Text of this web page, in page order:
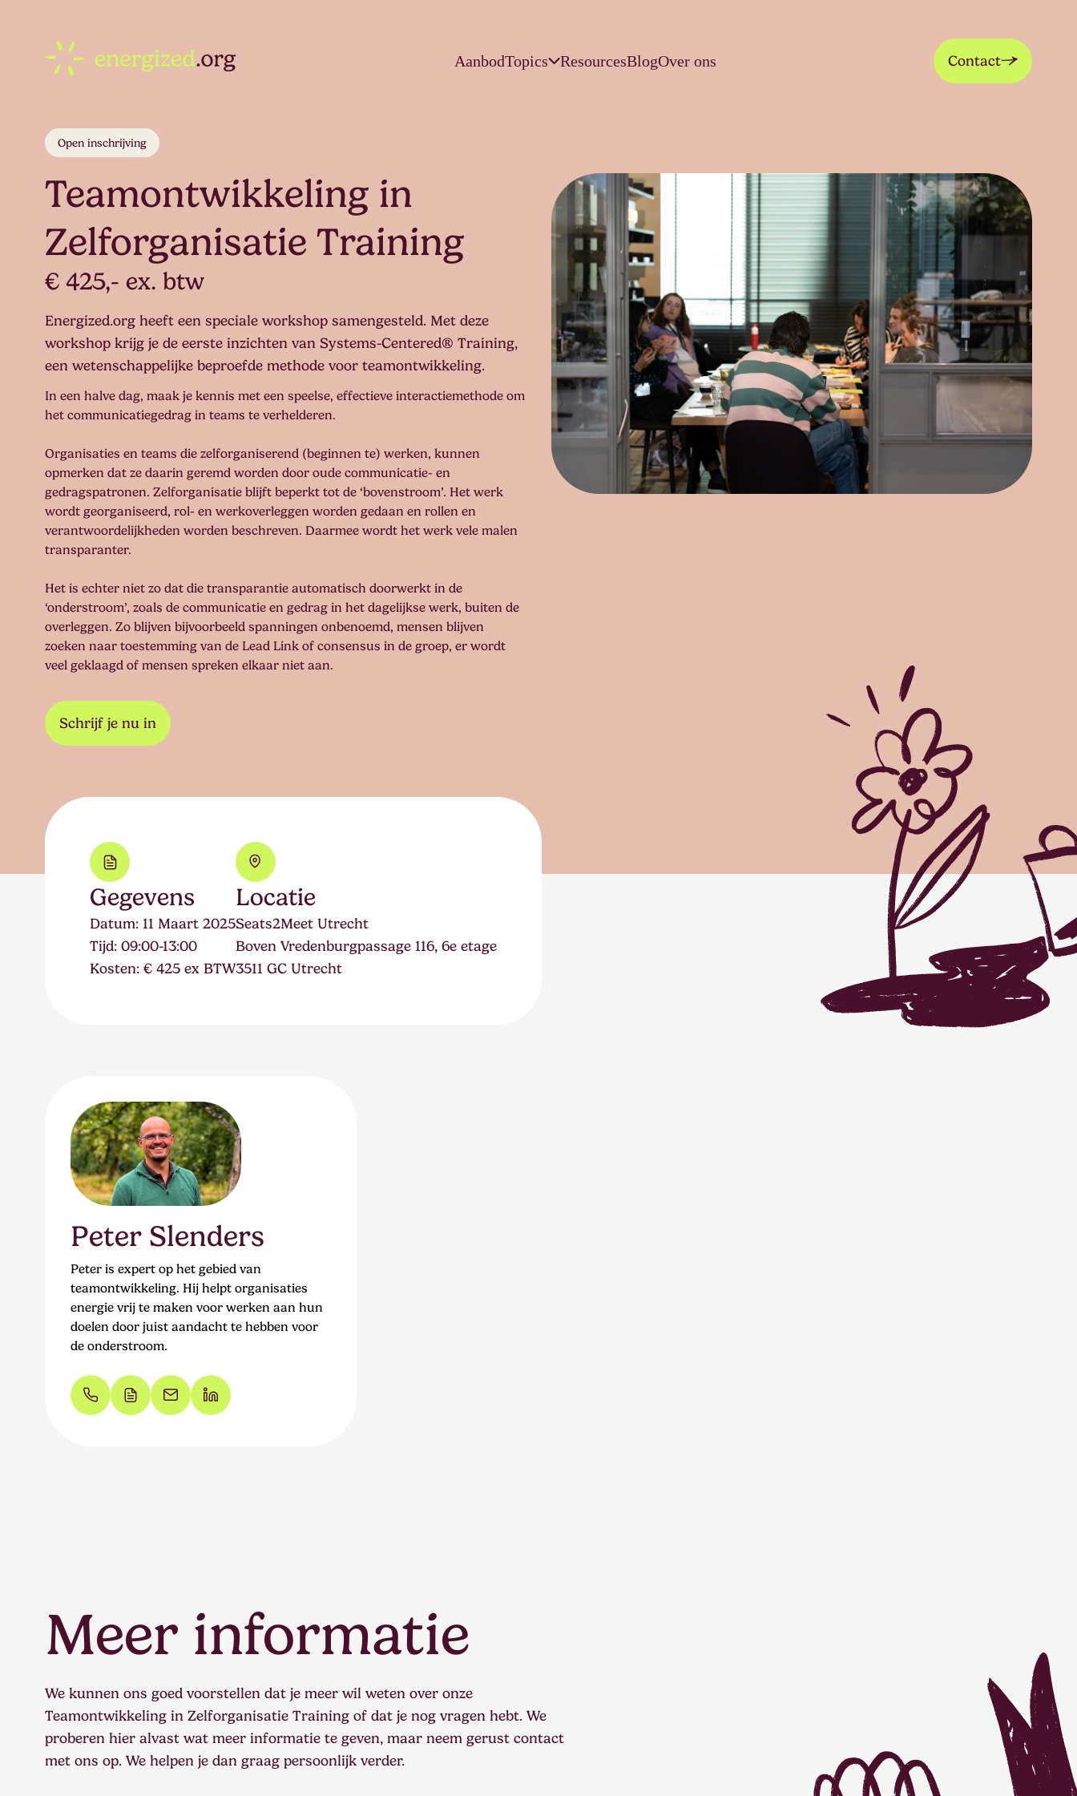
AanbodTopics ResourcesBlogOver ons Contact
Open inschrijving
Teamontwikkeling in
Zelforganisatie Training
€ 425,- ex. btw
Energized.org heeft een speciale workshop samengesteld. Met deze
workshop krijg je de eerste inzichten van Systems-Centered® Training,
een wetenschappelijke beproefde methode voor teamontwikkeling.
In een halve dag, maak je kennis met een speelse, effectieve interactiemethode om
het communicatiegedrag in teams te verhelderen.
Organisaties en teams die zelforganiserend (beginnen te) werken, kunnen
opmerken dat ze daarin geremd worden door oude communicatie- en
gedragspatronen. Zelforganisatie blijft beperkt tot de ‘bovenstroom’. Het werk
wordt georganiseerd, rol- en werkoverleggen worden gedaan en rollen en
verantwoordelijkheden worden beschreven. Daarmee wordt het werk vele malen
transparanter.
Het is echter niet zo dat die transparantie automatisch doorwerkt in de
‘onderstroom’, zoals de communicatie en gedrag in het dagelijkse werk, buiten de
overleggen. Zo blijven bijvoorbeeld spanningen onbenoemd, mensen blijven
zoeken naar toestemming van de Lead Link of consensus in de groep, er wordt
veel geklaagd of mensen spreken elkaar niet aan.
Schrijf je nu in
Gegevens
Datum: 11 Maart 2025
Tijd: 09:00-13:00
Kosten: € 425 ex BTW
Locatie
Seats2Meet Utrecht
Boven Vredenburgpassage 116, 6e etage
3511 GC Utrecht
Peter Slenders
Peter is expert op het gebied van
teamontwikkeling. Hij helpt organisaties
energie vrij te maken voor werken aan hun
doelen door juist aandacht te hebben voor
de onderstroom.
Meer informatie
We kunnen ons goed voorstellen dat je meer wil weten over onze
Teamontwikkeling in Zelforganisatie Training of dat je nog vragen hebt. We
proberen hier alvast wat meer informatie te geven, maar neem gerust contact
met ons op. We helpen je dan graag persoonlijk verder.